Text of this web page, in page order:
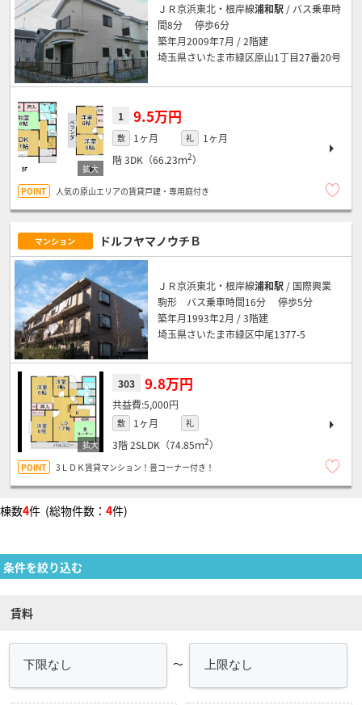
ＪＲ京浜東北・根岸線浦和駅 / バス乗車時
間8分 停歩6分
築年月2009年7月 / 2階建
埼玉県さいたま市緑区原山1丁目27番20号
1 9.5万円
敷 1ヶ月 礼
1ヶ月
階3DK（66.23ｍ2）
人気の原山エリアの賃貸戸建・専用庭付き
マンション ドルフヤマノウチＢ
ＪＲ京浜東北・根岸線浦和駅 / 国際興業
駒形 バス乗車時間16分 停歩5分
築年月1993年2月 / 3階建
埼玉県さいたま市緑区中尾1377-5
303 9.8万円
5,000円
敷 1ヶ月 礼
3階2SLDK（74.85ｍ2）
3ＬＤＫ賃貸マンション！畳コーナー付き！
棟数4件 (総物件数： 4件)
条件を絞り込む
賃料
～